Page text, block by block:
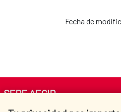
Fecha de
SEDE AECID